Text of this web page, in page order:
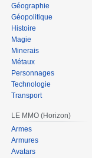
Géographie
Géopolitique
Histoire
Magie
Minerais
Métaux
Personnages
Technologie
Transport
LE MMO (Horizon)
Armes
Armures
Avatars